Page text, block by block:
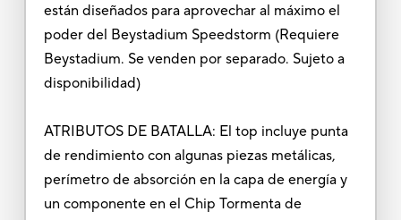
están diseñados para aprovechar al máximo el
poder del Beystadium Speedstorm (Requiere
Beystadium. Se venden por separado. Sujeto a
disponibilidad)
ATRIBUTOS DE BATALLA: El top incluye punta
de rendimiento con algunas piezas metálicas,
perímetro de absorción en la capa de energía y
un componente en el Chip Tormenta de